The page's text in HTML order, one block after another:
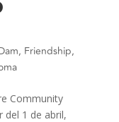
, Friendship,
Community
del 1 de abril,